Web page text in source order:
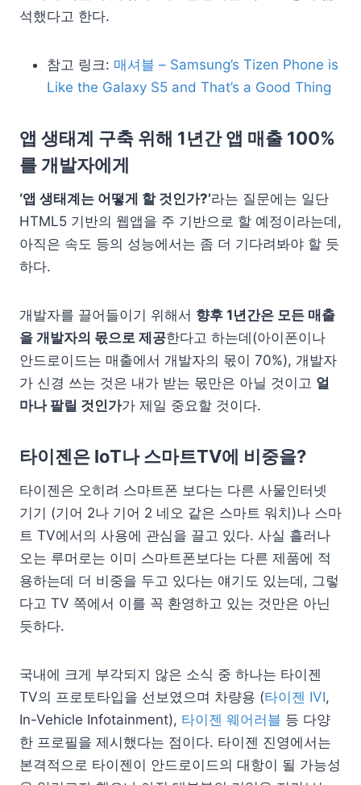
석했다고 한다.
참고 링크: 매셔블 – Samsung’s Tizen Phone is
Like the Galaxy S5 and That’s a Good Thing
앱 생태계 구축 위해 1년간 앱 매출 100%
를 개발자에게
‘앱 생태계는 어떻게 할 것인가?’라는 질문에는 일단
HTML5 기반의 웹앱을 주 기반으로 할 예정이라는데,
아직은 속도 등의 성능에서는 좀 더 기다려봐야 할 듯
하다.
개발자를 끌어들이기 위해서 향후 1년간은 모든 매출
을 개발자의 몫으로 제공한다고 하는데(아이폰이나
안드로이드는 매출에서 개발자의 몫이 70%), 개발자
가 신경 쓰는 것은 내가 받는 몫만은 아닐 것이고 얼
마나 팔릴 것인가가 제일 중요할 것이다.
타이젠은 IoT나 스마트TV에 비중을?
타이젠은 오히려 스마트폰 보다는 다른 사물인터넷
기기 (기어 2나 기어 2 네오 같은 스마트 워치)나 스마
트 TV에서의 사용에 관심을 끌고 있다. 사실 흘러나
오는 루머로는 이미 스마트폰보다는 다른 제품에 적
용하는데 더 비중을 두고 있다는 얘기도 있는데, 그렇
다고 TV 쪽에서 이를 꼭 환영하고 있는 것만은 아닌
듯하다.
국내에 크게 부각되지 않은 소식 중 하나는 타이젠
TV의 프로토타입을 선보였으며 차량용 (타이젠 IVI,
In-Vehicle Infotainment), 타이젠 웨어러블 등 다양
한 프로필을 제시했다는 점이다. 타이젠 진영에서는
본격적으로 타이젠이 안드로이드의 대항이 될 가능성